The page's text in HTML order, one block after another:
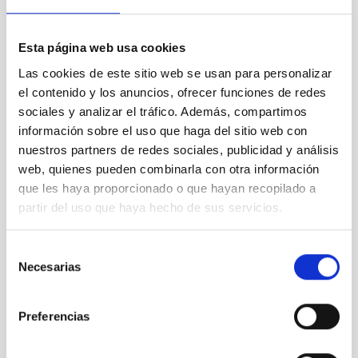
Esta página web usa cookies
Las cookies de este sitio web se usan para personalizar
el contenido y los anuncios, ofrecer funciones de redes
sociales y analizar el tráfico. Además, compartimos
información sobre el uso que haga del sitio web con
nuestros partners de redes sociales, publicidad y análisis
web, quienes pueden combinarla con otra información
que les haya proporcionado o que hayan recopilado a
partir del uso que haya hecho de sus servicios.
Necesarias
Preferencias
la cooperación entre el sector público y el privado,
a nivel nacional e internacional, en el ámbito de la
instrumentación astrofísica aplicada.
Colaborar con la Industria de la Ciencia en el
desarrollo de productos y tecnologías de alto valor
añadido.
Impulsar la creación de empleo consolidando el
tejido empresarial innovador de Canarias.
Líneas de actividad
IACTEC inicia su andadura apostando por tres líneas de
actividad para las cuales el IAC ya dispone de las capacidades
el desarrollo de aplicaciones de software específico y la
mecánica de precisión.
Además, IACTEC mantiene como actividad permanente la